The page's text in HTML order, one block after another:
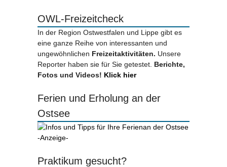
OWL-Freizeitcheck
In der Region Ostwestfalen und Lippe gibt es
eine ganze Reihe von interessanten und
ungewöhnlichen Freizeitaktivitäten. Unsere
Reporter haben sie für Sie getestet. Berichte,
Fotos und Videos! Klick hier
Ferien und Erholung an der
Ostsee
-Anzeige-
Praktikum gesucht?